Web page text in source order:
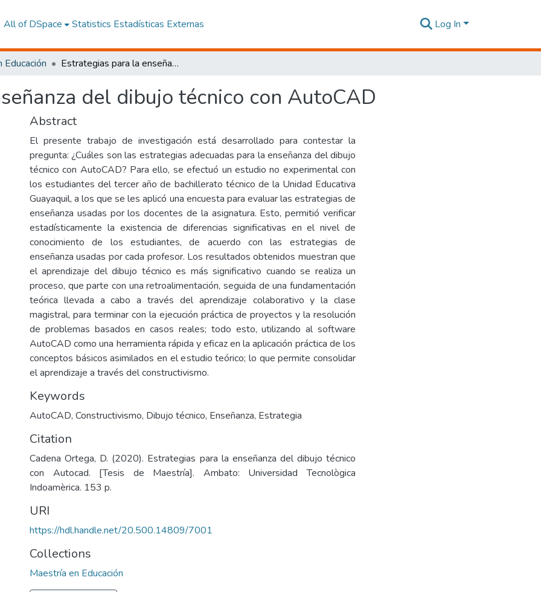
All of DSpace Statistics Estadísticas Externas Log In
Educación Estrategias para la enseñanza del dibujo técnico con AutoCAD
del dibujo técnico con AutoCAD
Abstract
El presente trabajo de investigación está desarrollado para contestar la
pregunta: ¿Cuáles son las estrategias adecuadas para la enseñanza del dibujo
técnico con AutoCAD? Para ello, se efectuó un estudio no experimental con
los estudiantes del tercer año de bachillerato técnico de la Unidad Educativa
Guayaquil, a los que se les aplicó una encuesta para evaluar las estrategias de
enseñanza usadas por los docentes de la asignatura. Esto, permitió verificar
estadísticamente la existencia de diferencias significativas en el nivel de
conocimiento de los estudiantes, de acuerdo con las estrategias de
enseñanza usadas por cada profesor. Los resultados obtenidos muestran que
el aprendizaje del dibujo técnico es más significativo cuando se realiza un
proceso, que parte con una retroalimentación, seguida de una fundamentación
teórica llevada a cabo a través del aprendizaje colaborativo y la clase
magistral, para terminar con la ejecución práctica de proyectos y la resolución
de problemas basados en casos reales; todo esto, utilizando al software
AutoCAD como una herramienta rápida y eficaz en la aplicación práctica de los
conceptos básicos asimilados en el estudio teórico; lo que permite consolidar
el aprendizaje a través del constructivismo.
Keywords
AutoCAD, Constructivismo, Dibujo técnico, Enseñanza, Estrategia
Citation
Cadena Ortega, D. (2020). Estrategias para la enseñanza del dibujo técnico
con Autocad. [Tesis de Maestría]. Ambato: Universidad Tecnològica
Indoamèrica. 153 p.
URI
https://hdl.handle.net/20.500.14809/7001
Collections
Maestría en Educación